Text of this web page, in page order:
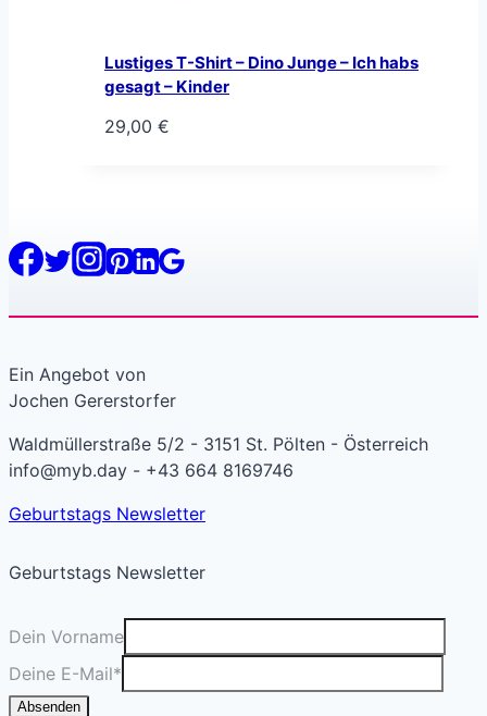
Lustiges T-Shirt – Dino Junge – Ich habs
gesagt – Kinder
29,00 €
Ein Angebot von
Jochen Gererstorfer
Waldmüllerstraße 5/2 - 3151 St. Pölten - Österreich
info@myb.day - +43 664 8169746
Geburtstags Newsletter
Geburtstags Newsletter
Dein Vorname
Deine E-Mail*
Absenden